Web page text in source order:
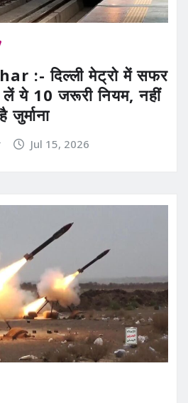
:- दिल्ली मेट्रो में सफर
ये 10 जरूरी नियम, नहीं
Jul 15, 2026